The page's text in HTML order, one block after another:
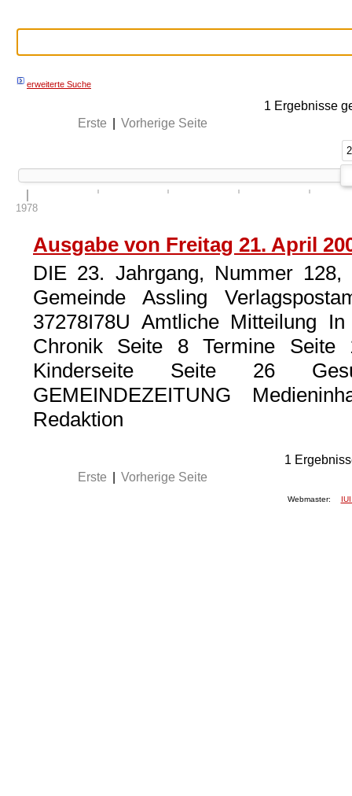
erweiterte Suche
1 Ergebnisse
Erste
Vorherige Seite
1978
Ausgabe von Freitag 21. April
DIE 23. Jahrgang, Nummer
Gemeinde Assling
37278I78U Amtliche Mitteilung
Chronik Seite 8 Termine
Kinderseite Seite 26
GEMEINDEZEITUNG
Redaktion
1
Erste
Vorherige Seite
Webmaster: